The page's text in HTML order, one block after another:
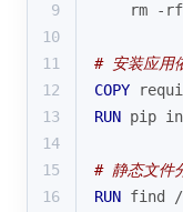
9
rm -
10
11
# 安装应用
12
COPY
13
RUN pip
14
15
# 静态文件
16
RUN find